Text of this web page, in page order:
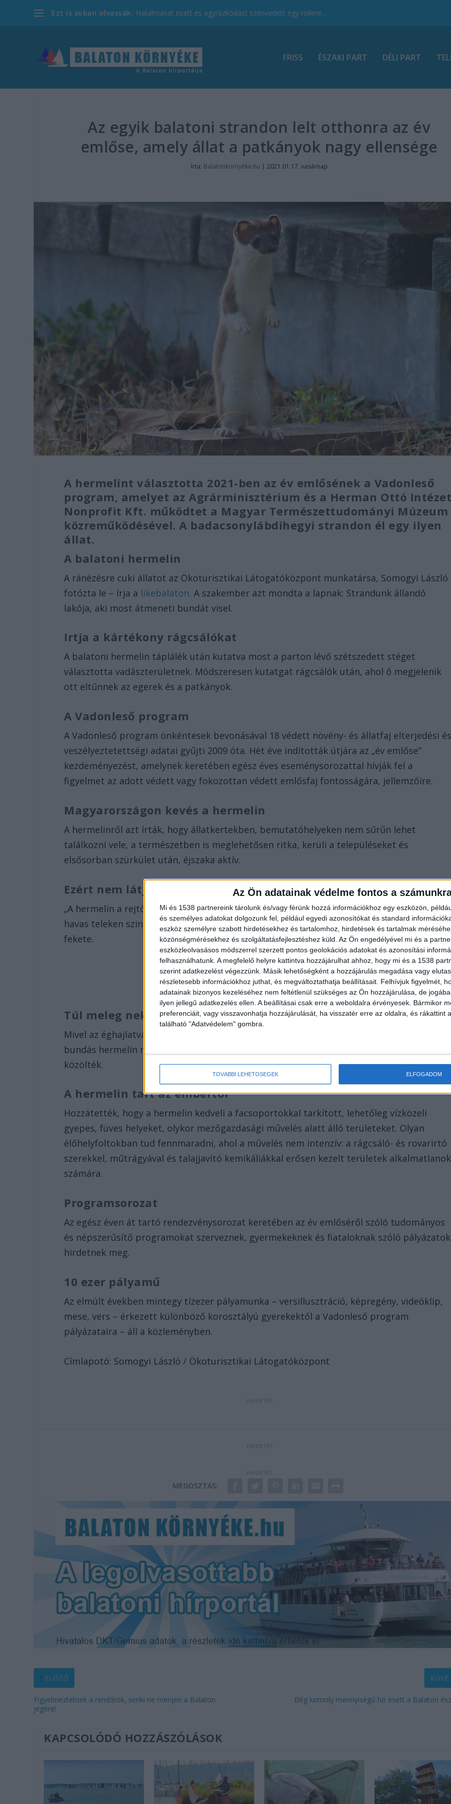
Az Ön adatainak védelme fontos a
Mi és 1538 partnereink tárolunk és/vagy férünk hozzá információkhoz egy eszközön,
és személyes adatokat dolgozunk fel, például egyedi azonosítókat és standard
eszköz személyre szabott hirdetésekhez és tartalomhoz, hirdetések és tartalmak
közönségmérésekhez és szolgáltatásfejlesztéshez küld. Az Ön engedélyével mi és a
eszközleolvasásos módszerrel szerzett pontos geolokációs adatokat és azonosítási
felhasználhatunk. A megfelelő helyre kattintva hozzájárulhat ahhoz, hogy mi és a 1538
szerint adatkezelést végezzünk. Másik lehetőségként a hozzájárulás megadása vagy
részletesebb információkhoz juthat, és megváltoztathatja beállításait. Felhívjuk figyelmét,
adatainak bizonyos kezeléséhez nem feltétlenül szükséges az Ön hozzájárulása, de
ilyen jellegű adatkezelés ellen. A beállításai csak erre a weboldalra érvényesek. Bármikor
preferenciáit, vagy visszavonhatja hozzájárulását, ha visszatér erre az oldalra, és rákattint
található "Adatvédelem" gombra.
TOVÁBBI LEHETŐSÉGEK ELFOGADOM
Ezt is sokan olvassák: Hatalmasat esett és agyrázkódást szenvedett egy rollere...
FRISS ÉSZAKI PART DÉLI PART
Az egyik balatoni strandon lelt otthonra az év
emlőse, amely állat a patkányok nagy ellensége
Írta: Balatonkörnyéke.hu | 2021.01.17. vasárnap
A hermelint választotta 2021-ben az év emlősének a Vadonleső
program, amelyet az Agrárminisztérium és a Herman Ottó
Nonprofit Kft. működtet a Magyar Természettudományi Múzeum
közreműködésével. A badacsonylábdihegyi strandon él egy ilyen
állat.
A balatoni hermelin
A ránézésre cuki állatot az Ökoturisztikai Látogatóközpont munkatársa, Somogyi László
fotózta le – írja a likebalaton. A szakember azt mondta a lapnak: Strandunk állandó
lakója, aki most átmeneti bundát visel.
Irtja a kártékony rágcsálókat
A balatoni hermelin táplálék után kutatva most a parton lévő szétszedett stéget
választotta vadászterületnek. Módszeresen kutatgat rágcsálók után, ahol ő megjelenik
ott eltűnnek az egerek és a patkányok.
A Vadonleső program
A Vadonleső program önkéntesek bevonásával 18 védett növény- és állatfaj elterjedési
veszélyeztetettségi adatai gyűjti 2009 óta. Hét éve indították útjára az „év emlőse”
kezdeményezést, amelynek keretében egész éves eseménysorozattal hívják fel a
figyelmet az adott védett vagy fokozottan védett emlősfaj fontosságára, jellemzőire.
Magyarországon kevés a hermelin
A hermelinről azt írták, hogy állatkertekben, bemutatóhelyeken nem sűrűn lehet
találkozni vele, a természetben is meglehetősen ritka, kerüli a településeket és
elsősorban szürkület után, éjszaka aktív.
Ezért nem látjuk őket
„A hermelin a rejtőzködés nagymestere: a nyári – hátán barna, hasán világos – bundáját
havas teleken szinte teljes testén hófehérre cseréli, csak a farka vége marad még ekkor
fekete.
Túl meleg nekik Magyarország
Mivel az éghajlatváltozás miatt a havas telek egyre ritkábbak és rövidebbek, a téli
bundás hermelin megjelenése mára lassan a fehér holló ritkaságával vetekszik” –
közölték.
A hermelin tart az embertől
Hozzátették, hogy a hermelin kedveli a facsoportokkal tarkított, lehetőleg vízközeli
gyepes, füves helyeket, olykor mezőgazdasági művelés alatt álló területeket. Olyan
élőhelyfoltokban tud fennmaradni, ahol a művelés nem intenzív: a rágcsáló- és rovarirtó
szerekkel, műtrágyával és talajjavító kemikáliákkal erősen kezelt területek alkalmatlanok
számára.
Programsorozat
Az egész éven át tartó rendezvénysorozat keretében az év emlőséről szóló tudományos
és népszerűsítő programokat szerveznek, gyermekeknek és fiataloknak szóló pályázatok
hirdetnek meg.
10 ezer pályamű
Az elmúlt években mintegy tízezer pályamunka – versillusztráció, képregény, videóklip,
mese, vers – érkezett különböző korosztályú gyerekektől a Vadonleső program
pályázataira – áll a közleményben.
Címlapotó: Somogyi László / Ökoturisztikai Látogatóközpont
MEGOSZTÁS:
ELŐZŐ
Figyelmeztetnek a rendőrök, senki ne menjen a Balaton
jegére!
Elég komoly mennyiségű hó esett a Balaton
KAPCSOLÓDÓ HOZZÁSZÓLÁSOK